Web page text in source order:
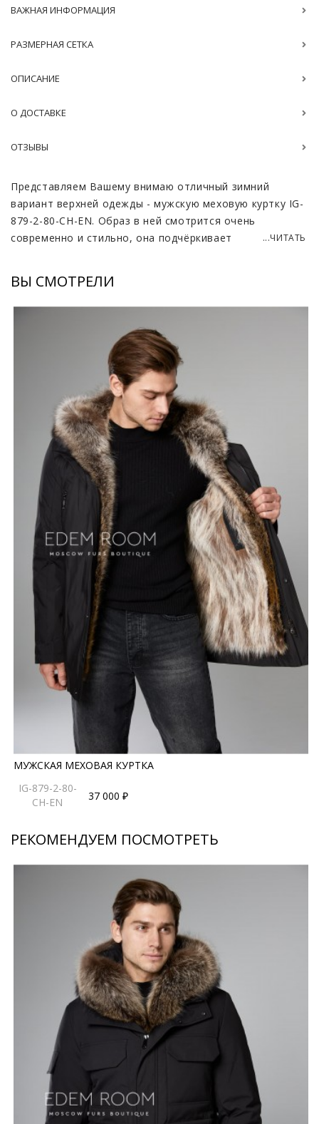
ВАЖНАЯ ИНФОРМАЦИЯ
РАЗМЕРНАЯ СЕТКА
ОПИСАНИЕ
О ДОСТАВКЕ
ОТЗЫВЫ
Представляем Вашему внимаю отличный зимний
вариант верхней одежды - мужскую меховую куртку IG-
879-2-80-CH-EN. Образ в ней смотрится очень
современно и стильно, она подчёркивает
устойчивой к снегу, дождю и попаданию грязных
частиц на поверхность. При этом, прочность
материала отвечает за износостойкость модели,
поэтому куртка без сомнений прослужит Вам много
сезонов. Внутри - утеплитель из натурального меха
енота. Он приятный и мягкий на ощупь, хорошо
согревает. Мехом енота также красиво оторочен
капюшон, что привносит в образ свою "изюминку".
Эта куртка имеет двойную застёжку на молнии и
кнопках, что позволяет надёжно укрыть себя от
ветра. Модель выполнена в чёрном цвете, 75-80 см. в
длину.
*описание несет информационный характер, состав и
правила ухода могут быть изменены производителем
...ЧИТАТЬ
ВЫ СМОТРЕЛИ
МУЖСКАЯ МЕХОВАЯ КУРТКА
IG-879-2-80-
CH-EN
37 000 ₽
РЕКОМЕНДУЕМ ПОСМОТРЕТЬ